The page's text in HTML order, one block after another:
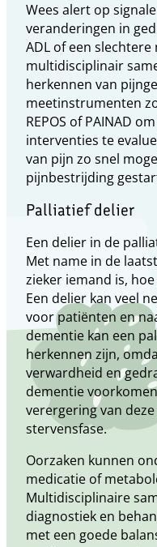
Wees alert op
veranderingen in
ADL of een
multidisciplinair
herkennen van
meetinstrumenten
REPOS of PAINAD
interventies te
van pijn zo snel
pijnbestrijding
Palliatief delier
Een delier in de
Met name in de
zieker iemand is,
Een delier kan veel
voor patiënten en
dementie kan een
herkennen zijn,
verwardheid en
dementie
verergering van
stervensfase.
Oorzaken kunnen
medicatie of
Multidisciplinaire
diagnostiek en
met een goede